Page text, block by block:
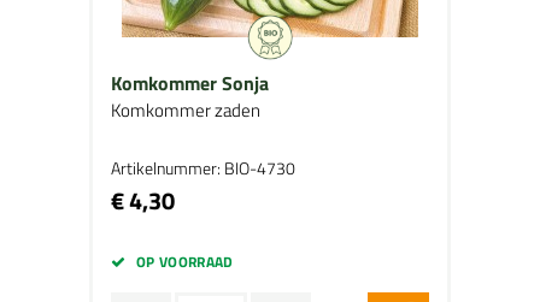
Komkommer Sonja
Komkommer zaden
Artikelnummer: BIO-4730
€ 4,30
OP VOORRAAD